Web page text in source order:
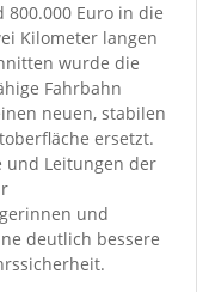
Euro in die
Kilometer langen
wurde die
Fahrbahn
neuen, stabilen
ersetzt.
und Leitungen der
und
deutlich bessere